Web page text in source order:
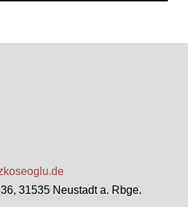
31535 Neustadt a. Rbge.